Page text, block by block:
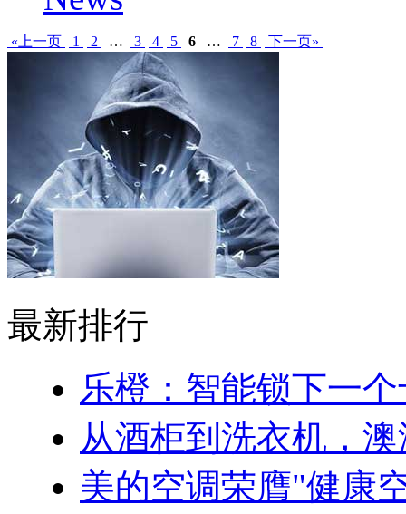
«上一页 1 2 … 3 4 5 6 … 7 8 下一页»
最新排行
乐橙：智能锁下一
从酒柜到洗衣机，
美的空调荣膺"健康